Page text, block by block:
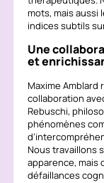
mots, mais aussi
indices subtils
Une
et
Maxime Amblard
collaboration
Rebuschi,
phénomènes
Nous travaillons
apparence, mais
défaillances